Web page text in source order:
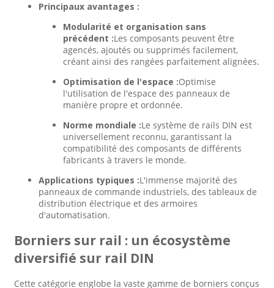
Principaux avantages :
Modularité et organisation sans
précédent :Les composants peuvent être
agencés, ajoutés ou supprimés facilement,
créant ainsi des rangées parfaitement alignées.
Optimisation de l'espace :Optimise
l'utilisation de l'espace des panneaux de
manière propre et ordonnée.
Norme mondiale :Le système de rails DIN est
universellement reconnu, garantissant la
compatibilité des composants de différents
fabricants à travers le monde.
Applications typiques :L'immense majorité des
panneaux de commande industriels, des tableaux de
distribution électrique et des armoires
d'automatisation.
Borniers sur rail : un écosystème
diversifié sur rail DIN
Cette catégorie englobe la vaste gamme de borniers conçus